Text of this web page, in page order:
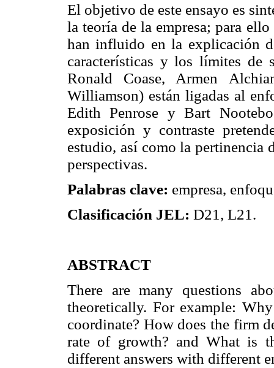
El objetivo de este ensayo es
la teoría de la empresa; para
han influido en la explicación
características y los límites de
Ronald Coase, Armen
Williamson) están ligadas al
Edith Penrose y Bart
exposición y contraste
estudio, así como la pertinencia
perspectivas.
Palabras clave: empresa,
Clasificación JEL: D21, L21.
ABSTRACT
There are many questions
theoretically. For example:
coordinate? How does the firm
rate of growth? and What is
different answers with different